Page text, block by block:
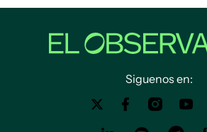
Siguenos en: